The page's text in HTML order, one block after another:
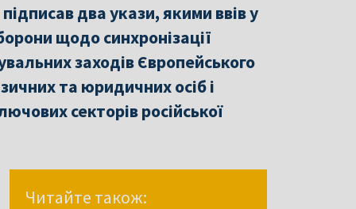
два укази, якими ввів у
щодо синхронізації
заходів Європейського
та юридичних осіб і
секторів російської
Читайте також: